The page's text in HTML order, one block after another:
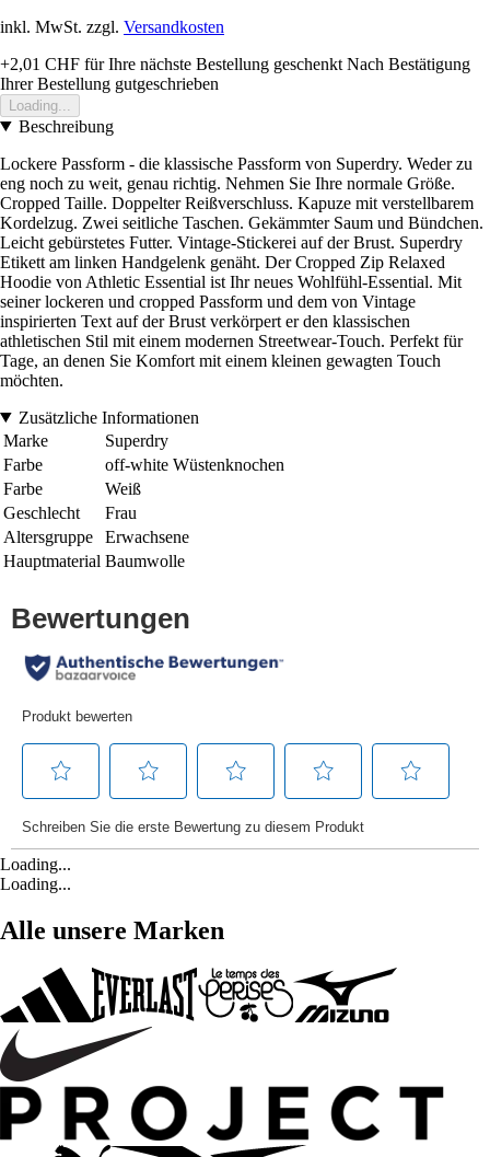
inkl. MwSt. zzgl. Versandkosten
+2,01 CHF für Ihre nächste Bestellung geschenkt Nach Bestätigung
Ihrer Bestellung gutgeschrieben
Loading...
Beschreibung
Lockere Passform - die klassische Passform von Superdry. Weder zu
eng noch zu weit, genau richtig. Nehmen Sie Ihre normale Größe.
Cropped Taille. Doppelter Reißverschluss. Kapuze mit verstellbarem
Kordelzug. Zwei seitliche Taschen. Gekämmter Saum und Bündchen.
Leicht gebürstetes Futter. Vintage-Stickerei auf der Brust. Superdry
Etikett am linken Handgelenk genäht. Der Cropped Zip Relaxed
Hoodie von Athletic Essential ist Ihr neues Wohlfühl-Essential. Mit
seiner lockeren und cropped Passform und dem von Vintage
inspirierten Text auf der Brust verkörpert er den klassischen
athletischen Stil mit einem modernen Streetwear-Touch. Perfekt für
Tage, an denen Sie Komfort mit einem kleinen gewagten Touch
möchten.
Zusätzliche Informationen
Marke
Superdry
Farbe
off-white Wüstenknochen
Farbe
Weiß
Geschlecht
Frau
Altersgruppe
Erwachsene
Hauptmaterial Baumwolle
Loading...
Loading...
Alle unsere Marken